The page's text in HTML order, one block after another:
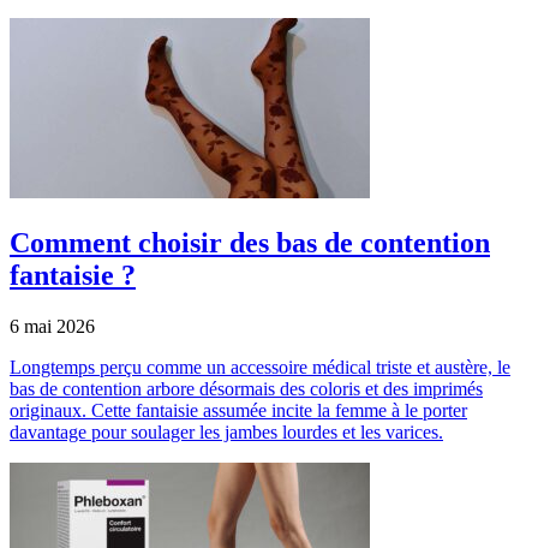
Comment choisir des bas de contention
fantaisie ?
6 mai 2026
Longtemps perçu comme un accessoire médical triste et austère, le
bas de contention arbore désormais des coloris et des imprimés
originaux. Cette fantaisie assumée incite la femme à le porter
davantage pour soulager les jambes lourdes et les varices.